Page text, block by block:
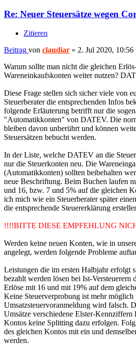
Re: Neuer Steuersätze wegen
Zitieren
Beitrag von claudiar » 2. Jul 2020, 10:56
Warum sollte man nicht die gleichen
Wareneinkaufskonten weiter nutzen?
Diese Frage stellen sich sicher viele von
Steuerberater die entsprechenden Infos
folgende Erläuterung betrifft nur die
"Automatikkonten" von DATEV. Die
bleiben davon unberührt und können
Steuersätzen bebucht werden.
In der Liste, welche DATEV an die
nur die Steuerkonten neu. Die
(Automatikkonten) sollten beibehalten
neue Beschriftung. Beim Buchen laufen
und 16, bzw. 7 und 5% auf die gleichen
ich mich wie ein Steuerberater später
die entsprechende Steuererklärung
!!!!BITTE DIESE EMPFEHLUNG
Werden keine neuen Konten, wie in
angelegt, werden folgende Probleme
Leistungen die im ersten Halbjahr erfolgt
bezahlt werden lösen bei Ist-Versteuerern
Erlöse mit 16 und mit 19% auf dem
Keine Steuerverprobung ist mehr möglich
Umsatzsteuervoranmeldung wird falsch.
Umsätze verschiedene Elster-Kennziffern
Kontos keine Splitting dazu erfolgen.
des gleichen Kontos mit ein und
werden.